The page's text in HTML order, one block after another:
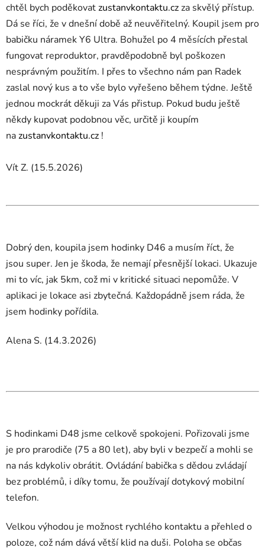
chtěl bych poděkovatzustanvkontaktu.czza skvělý přístup.
Dá se říci, že v dnešní době až neuvěřitelný. Koupil jsem pro
babičku náramek Y6 Ultra. Bohužel po 4 měsících přestal
fungovat reproduktor, pravděpodobně byl poškozen
nesprávným použitím. I přes to všechno nám pan Radek
zaslal nový kus a to vše bylo vyřešeno během týdne. Ještě
jednou mockrát děkuji za Vás přistup. Pokud budu ještě
někdy kupovat podobnou věc, určitě ji koupím
nazustanvkontaktu.cz !
Vít Z. (15.5.2026)
Dobrý den, koupila jsem hodinky D46 a musím říct, že
jsou super. Jen je škoda, že nemají přesnější lokaci. Ukazuje
mi tovíc, jak 5km, což mi v kritické situaci nepomůže. V
aplikaci je lokace asi zbytečná. Každopádně jsem ráda, že
jsem hodinky pořídila.
Alena S. (14.3.2026)
S hodinkami D48 jsme celkově spokojeni. Pořizovali jsme
je pro prarodiče (75 a 80 let), aby byli v bezpečí a mohli se
na nás kdykoliv obrátit. Ovládání babička s dědou zvládají
bez problémů, i díky tomu, že používají dotykový mobilní
telefon.
Velkou výhodou je možnost rychlého kontaktu a přehled o
poloze, což nám dává větší klid na duši. Poloha se občas